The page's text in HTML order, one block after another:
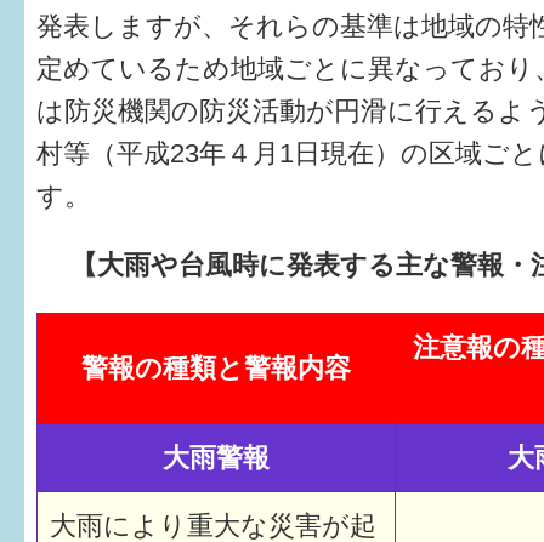
発表しますが、それらの基準は地域の特
定めているため地域ごとに異なっており
は防災機関の防災活動が円滑に行えるよ
村等（平成23年４月1日現在）の区域ご
す。
【大雨や台風時に発表する主な警報
警報の種類と警報内容
注意報の
大雨警報 大
大雨により重大な災害が起